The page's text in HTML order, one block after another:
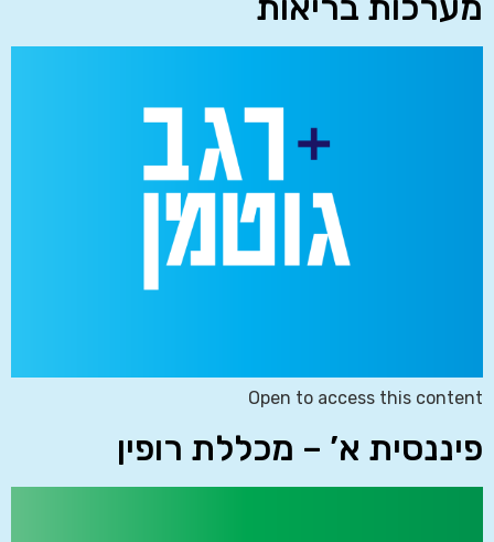
Open to access this content
פיננסית א’ – מכללת רופין